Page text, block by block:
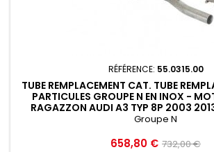
RÉFÉRENCE: 55.0315.00
TUBE REMPLACEMENT CAT. TUBE
PARTICULES GROUPE N EN INOX -
RAGAZZON AUDI A3 TYP 8P 2003
Groupe N
Prix
658,80 € Prix
732,00 €